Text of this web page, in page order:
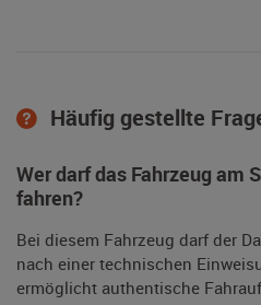
Häufig gestellte
Wer darf das Fahrzeug am
fahren?
Bei diesem Fahrzeug darf der
nach einer technischen
ermöglicht authentische